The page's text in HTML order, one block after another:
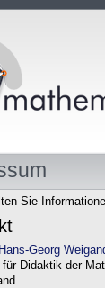
Sie
Georg
für Didaktik der